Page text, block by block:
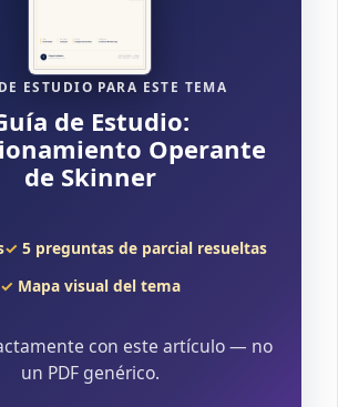
ESTUDIO PARA ESTE TEMA
de Estudio:
Operante
de Skinner
5 preguntas de parcial resueltas
Mapa visual del tema
con este artículo — no
un PDF genérico.